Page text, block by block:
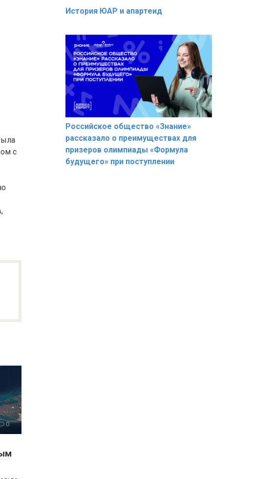
с
0
История ЮАР и апартеид
Российское общество «Знание»
рассказало о преимуществах для
призеров олимпиады «Формула
будущего» при поступлении